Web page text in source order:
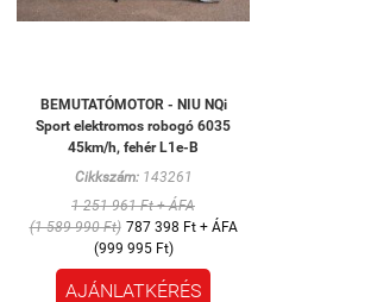
BEMUTATÓMOTOR - NIU NQi
Sport elektromos robogó 6035
45km/h, fehér L1e-B
Cikkszám:143261
1 251 961 Ft + ÁFA
(1 589 990 Ft) 787 398 Ft + ÁFA
(999 995 Ft)
AJÁNLATKÉRÉS